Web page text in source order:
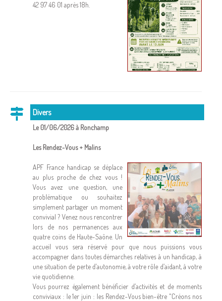
42 97 46 01 après 18h.
Divers
Le 01/06/2026 à Ronchamp
Les Rendez-Vous + Malins
APF France handicap se déplace
au plus proche de chez vous !
Vous avez une question, une
problématique ou souhaitez
simplement partager un moment
convivial ? Venez nous rencontrer
lors de nos permanences aux
quatre coins de Haute-Saône. Un
accueil vous sera réservé pour que nous puissions vous
accompagner dans toutes démarches relatives à un handicap, à
une situation de perte d’autonomie, à votre rôle d’aidant, à votre
vie quotidienne.
Vous pourrez également bénéficier d’activités et de moments
conviviaux : le 1er juin : les Rendez-Vous bien-être "Créons nos